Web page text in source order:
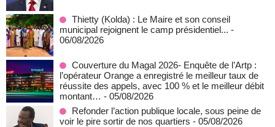
‎Thietty (Kolda) : Le Maire et son conseil
municipal rejoignent le camp présidentiel... -
06/08/2026
Couverture du Magal 2026- Enquête de l’Artp :
l’opérateur Orange a enregistré le meilleur taux de
réussite des appels, avec 100 % et le meilleur débit
montant… - 05/08/2026
Refonder l’action publique locale, sous peine de
voir le pire sortir de nos quartiers - 05/08/2026